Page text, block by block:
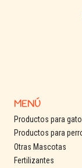
MENÚ
Productos para
Productos para
Otras Mascotas
Fertilizantes